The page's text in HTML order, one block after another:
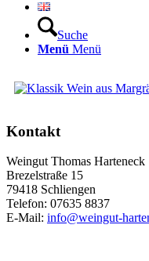
Suche
Menü Menü
Kontakt
Weingut Thomas Harteneck
Brezelstraße 15
79418 Schliengen
Telefon: 07635 8837
E-Mail: info@weingut-